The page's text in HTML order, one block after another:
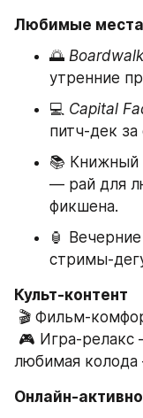
Любимые места
🌅
утренние
💻 Capital
питч-дек
📚 Книжный
— рай для
фикшена.
🏮
стримы-
Культ-контент
🎬 Фильм-
🎮 Игра-релакс
любимая колода
Онлайн-